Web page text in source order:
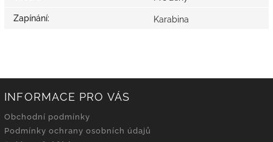
Zapínání: Karabina
INFORMACE PRO VÁS
Obchodní podmínky
Podmínky ochrany osobních údajů